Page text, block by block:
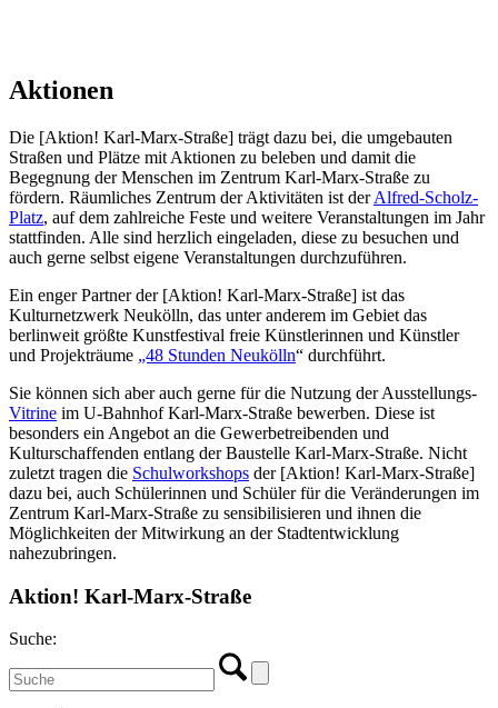
Aktionen
Die [Aktion! Karl-Marx-Straße] trägt dazu bei, die umgebauten
Straßen und Plätze mit Aktionen zu beleben und damit die
Begegnung der Menschen im Zentrum Karl-Marx-Straße zu
fördern. Räumliches Zentrum der Aktivitäten ist derAlfred-Scholz-
Platz, auf dem zahlreiche Feste und weitere Veranstaltungen im Jahr
stattfinden. Alle sind herzlich eingeladen, diese zu besuchen und
auch gerne selbst eigene Veranstaltungen durchzuführen.
Ein enger Partner der [Aktion! Karl-Marx-Straße] ist das
Kulturnetzwerk Neukölln, das unter anderem im Gebiet das
berlinweit größte Kunstfestival freie Künstlerinnen und Künstler
und Projekträume „48 Stunden Neukölln“ durchführt.
Sie können sich aber auch gerne für die Nutzung der Ausstellungs-
Vitrine im U-Bahnhof Karl-Marx-Straße bewerben. Diese ist
besonders ein Angebot an die Gewerbetreibenden und
Kulturschaffenden entlang der Baustelle Karl-Marx-Straße. Nicht
zuletzt tragen die Schulworkshops der [Aktion! Karl-Marx-Straße]
dazu bei, auch Schülerinnen und Schüler für die Veränderungen im
Zentrum Karl-Marx-Straße zu sensibilisieren und ihnen die
Möglichkeiten der Mitwirkung an der Stadtentwicklung
nahezubringen.
Aktion! Karl-Marx-Straße
Suche: